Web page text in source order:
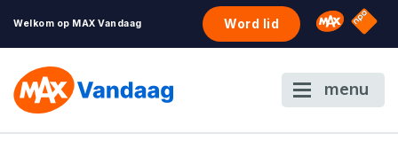
Welkom op MAX Vandaag Word lid Omroep
NPO
menu